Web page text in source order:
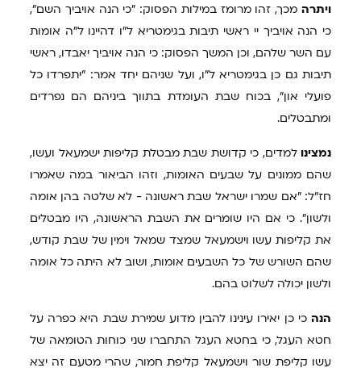
ויתרה מכך, זהו מרומז במילות הפסוק: "כי הנה אויביך השם",
כי הנה אויביך יי ראשי תיבות בגימטריא ל"ו דהיינו ל"ה אומות
עם השר שלהם, וכן המשך הפסוק: כי הנה אויביך יאבדו, ראשי
תיבות גם כן בגימטריא ל"ו, ועל שניהם יחד אמר: "יתפרדו כל
פועלי און", בכוח שבת העומדת בתווך ביניהם הם נפרדים
ומתבטלים.
נמצינו למדים, כי קדושת שבת מבטלת קליפות ישמעאל ועשו,
שהם ממונים על שבעים האומות, וזהו הביאור במה שאמרו
חז"ל: "אם שמרו ישראל שבת ראשונה - לא שלטה בהן אומה
ולשון". כי אם היו שומרים את השבת הראשונה, היו מבטלים
את קליפות עשו וישמעאל שמצד שמאל וימין של שבת קודש,
שהם השורש של כל השבעים אומות, ושוב לא היתה כל אומה
ולשון יכולה לשלוט בהם.
הנה כי כן יאירו עינינו להבין מדוע שמירת שבת היא כפרה על
חטא העגל, כי בחטא העגל התחברו שני כוחות הטומאה של
עשו קליפת שור וישמעאל קליפת חמור, שהרי מטעם זה יצא